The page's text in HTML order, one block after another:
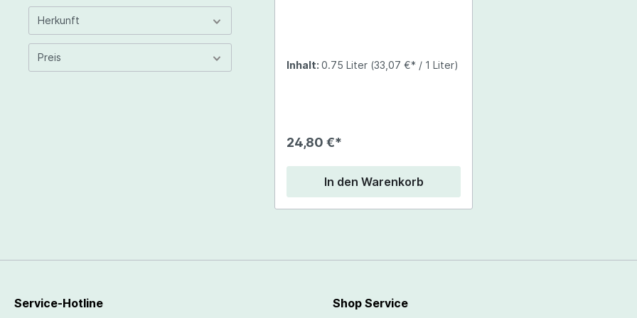
Herkunft
Preis
Inhalt: 0.75 Liter (33,07 €* / 1 Liter)
24,80 €*
In den Warenkorb
Service-Hotline Shop Service